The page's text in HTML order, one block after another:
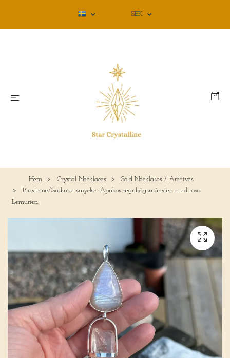
SEK
Hem Crystal Necklaces
Sold Necklases / Archives
Prästinne/Gudinne smycke -Aprikos regnbågsmånsten med rosa
Lemurien